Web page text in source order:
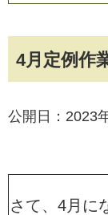
4月定例作
公開日：2023
さて、4月に